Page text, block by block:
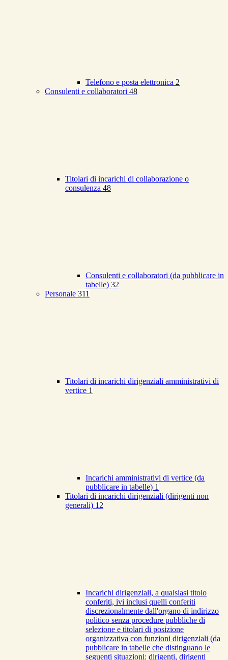
Telefono e posta elettronica 2
Consulenti e collaboratori 48
Titolari di incarichi di collaborazione o
consulenza 48
Consulenti e collaboratori (da pubblicare in
tabelle) 32
Personale 311
Titolari di incarichi dirigenziali amministrativi di
vertice 1
Incarichi amministrativi di vertice (da
pubblicare in tabelle) 1
Titolari di incarichi dirigenziali (dirigenti non
generali) 12
Incarichi dirigenziali, a qualsiasi titolo
conferiti, ivi inclusi quelli conferiti
discrezionalmente dall'organo di indirizzo
politico senza procedure pubbliche di
selezione e titolari di posizione
organizzativa con funzioni dirigenziali (da
pubblicare in tabelle che distinguano le
seguenti situazioni: dirigenti, dirigenti